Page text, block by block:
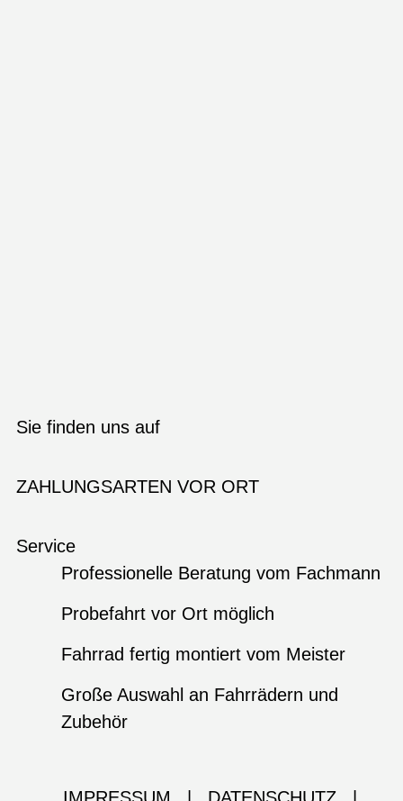
Sie finden uns auf
ZAHLUNGSARTEN VOR ORT
Service
Professionelle Beratung vom Fachmann
Probefahrt vor Ort möglich
Fahrrad fertig montiert vom Meister
Große Auswahl an Fahrrädern und
Zubehör